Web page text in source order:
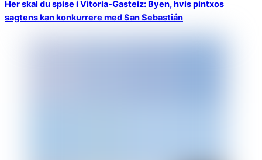
Her skal du spise i Vitoria-Gasteiz: Byen, hvis pintxos
sagtens kan konkurrere med San Sebastián